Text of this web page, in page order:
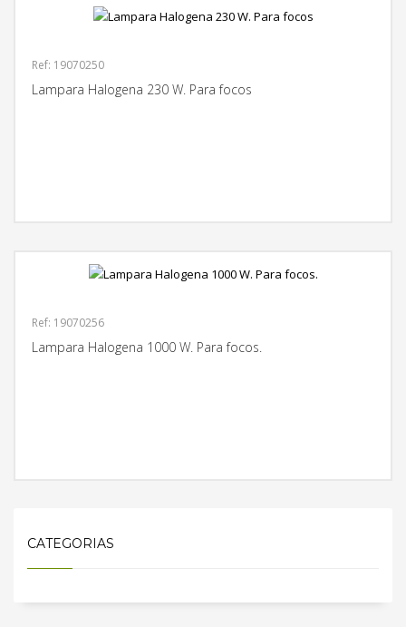
Ref: 19070250
Lampara Halogena 230 W. Para focos
Ref: 19070256
Lampara Halogena 1000 W. Para focos.
CATEGORIAS